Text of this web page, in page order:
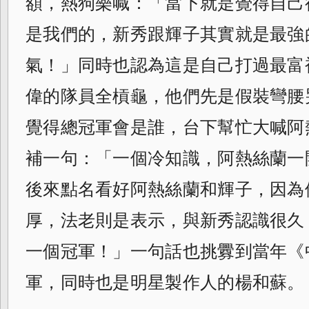
是我們的，新秀跟輝子其實就是最
氣！」同時也認為這是自己打過最
偉的隊員全槓龜，他們先是假裝彎
覺得總冠軍會是誰，台下幫忙大喊
補一句：「一個冷知識，阿熱絲蘭
後來點名看好阿熱絲蘭和輝子，因
厚， 法老則是表示，與新秀認識很
一個冠軍！ 」一句話也挑釁到當年
軍， 同時也是明星製作人的楊和蘇。